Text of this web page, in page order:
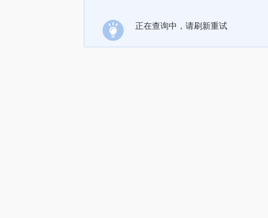
正在查询中，请刷新重试